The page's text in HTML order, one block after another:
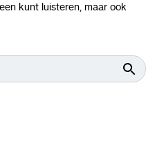
kunt luisteren, maar ook